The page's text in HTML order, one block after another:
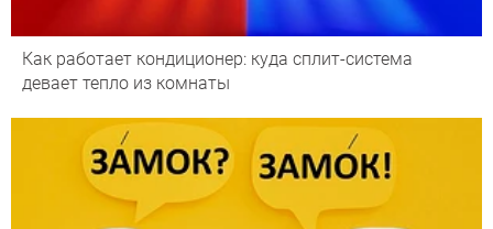
Как работает кондиционер: куда сплит-система
девает тепло из комнаты